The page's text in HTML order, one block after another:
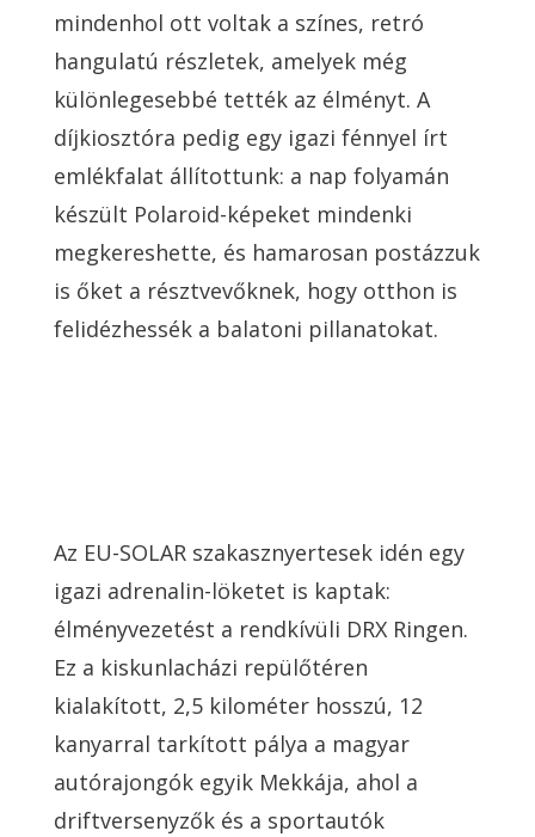
mindenhol ott voltak a színes, retró
hangulatú részletek, amelyek még
különlegesebbé tették az élményt. A
díjkiosztóra pedig egy igazi fénnyel írt
emlékfalat állítottunk: a nap folyamán
készült Polaroid-képeket mindenki
megkereshette, és hamarosan postázzuk
is őket a résztvevőknek, hogy otthon is
felidézhessék a balatoni pillanatokat.
Az EU-SOLAR szakasznyertesek idén egy
igazi adrenalin-löketet is kaptak:
élményvezetést a rendkívüli DRX Ringen.
Ez a kiskunlacházi repülőtéren
kialakított, 2,5 kilométer hosszú, 12
kanyarral tarkított pálya a magyar
autórajongók egyik Mekkája, ahol a
driftversenyzők és a sportautók